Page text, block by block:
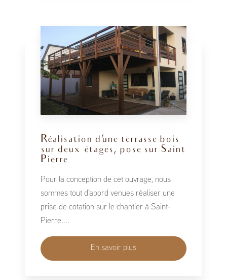
Réalisation d'une terrasse bois
sur deux étages, pose sur Saint
Pierre
Pour la conception de cet ouvrage, nous
sommes tout d'abord venues réaliser une
prise de cotation sur le chantier à Saint-
Pierre....
En savoir plus